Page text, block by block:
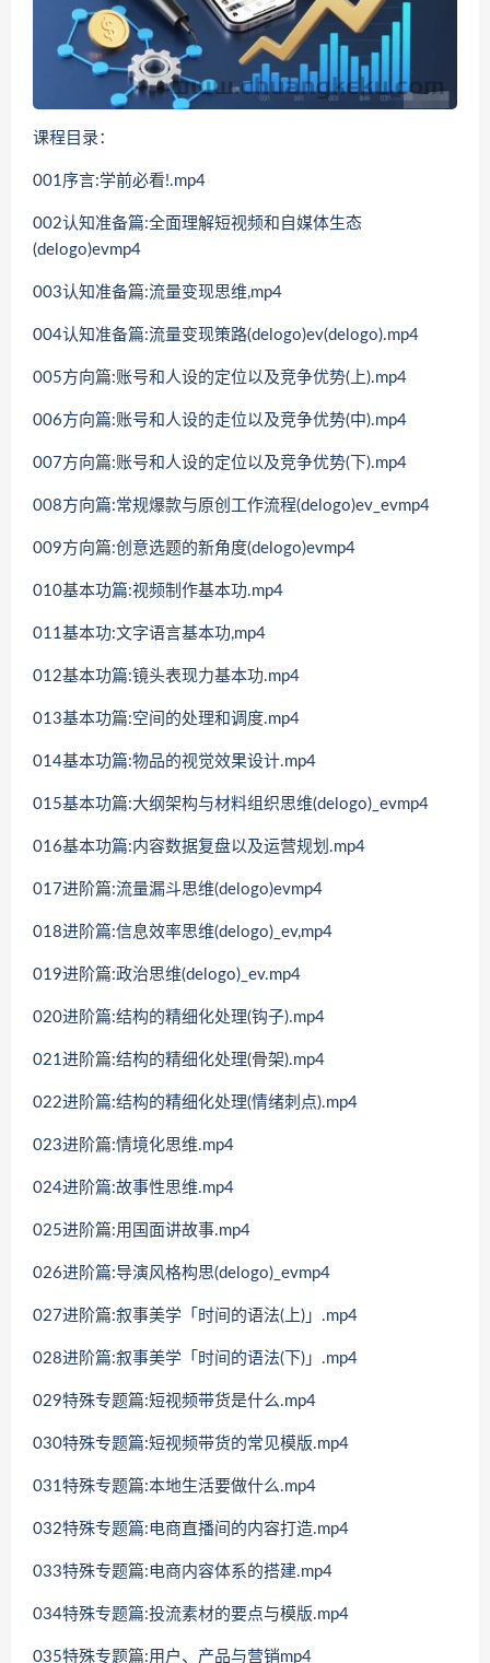
课程目录：
001序言:学前必看!.mp4
002认知准备篇:全面理解短视频和自媒体生态
(delogo)evmp4
003认知准备篇:流量变现思维,mp4
004认知准备篇:流量变现策路(delogo)ev(delogo).mp4
005方向篇:账号和人设的定位以及竞争优势(上).mp4
006方向篇:账号和人设的走位以及竞争优势(中).mp4
007方向篇:账号和人设的定位以及竞争优势(下).mp4
008方向篇:常规爆款与原创工作流程(delogo)ev_evmp4
009方向篇:创意选题的新角度(delogo)evmp4
010基本功篇:视频制作基本功.mp4
011基本功:文字语言基本功,mp4
012基本功篇:镜头表现力基本功.mp4
013基本功篇:空间的处理和调度.mp4
014基本功篇:物品的视觉效果设计.mp4
015基本功篇:大纲架构与材料组织思维(delogo)_evmp4
016基本功篇:内容数据复盘以及运营规划.mp4
017进阶篇:流量漏斗思维(delogo)evmp4
018进阶篇:信息效率思维(delogo)_ev,mp4
019进阶篇:政治思维(delogo)_ev.mp4
020进阶篇:结构的精细化处理(钩子).mp4
021进阶篇:结构的精细化处理(骨架).mp4
022进阶篇:结构的精细化处理(情绪刺点).mp4
023进阶篇:情境化思维.mp4
024进阶篇:故事性思维.mp4
025进阶篇:用国面讲故事.mp4
026进阶篇:导演风格构思(delogo)_evmp4
027进阶篇:叙事美学「时间的语法(上)」.mp4
028进阶篇:叙事美学「时间的语法(下)」.mp4
029特殊专题篇:短视频带货是什么.mp4
030特殊专题篇:短视频带货的常见模版.mp4
031特殊专题篇:本地生活要做什么.mp4
032特殊专题篇:电商直播间的内容打造.mp4
033特殊专题篇:电商内容体系的搭建.mp4
034特殊专题篇:投流素材的要点与模版.mp4
035特殊专题篇:用户、产品与营销mp4